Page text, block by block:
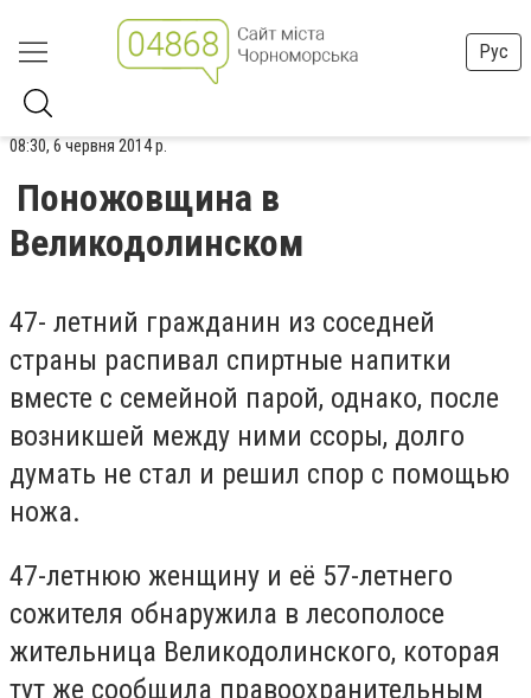
Рус
08:30, 6 червня 2014 р.
Поножовщина в
Великодолинском
47- летний гражданин из соседней
страны распивал спиртные напитки
вместе с семейной парой, однако, после
возникшей между ними ссоры, долго
думать не стал и решил спор с помощью
ножа.
47-летнюю женщину и её 57-летнего
сожителя обнаружила в лесополосе
жительница Великодолинского, которая
тут же сообщила правоохранительным